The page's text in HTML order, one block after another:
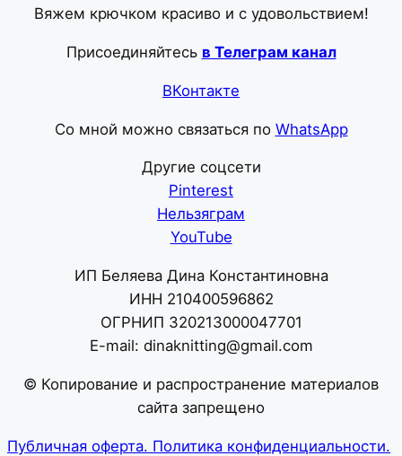
Вяжем крючком красиво и с удовольствием!
Присоединяйтесь в Телеграм канал
ВКонтакте
Со мной можно связаться по WhatsApp
Другие соцсети
Pinterest
Нельзяграм
YouTube
ИП Беляева Дина Константиновна
ИНН 210400596862
ОГРНИП 320213000047701
E-mail: dinaknitting@gmail.com
© Копирование и распространение материалов
сайта запрещено
Публичная оферта. Политика конфиденциальности.